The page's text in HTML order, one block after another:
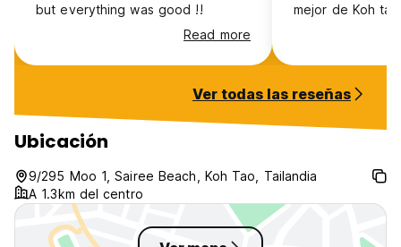
but everything was good !!
Read more
mejor de Koh tao
Ver todas las reseñas
Ubicación
9/295 Moo 1, Sairee Beach, Koh Tao, Tailandia
A 1.3km del centro